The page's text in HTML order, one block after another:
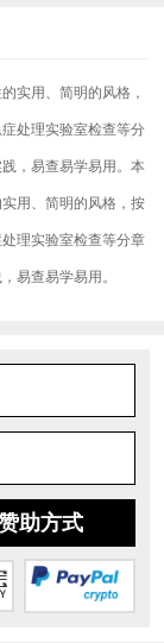
实用、简明的风格，
处理实验室检查等分
，易查易学易用。本
用、简明的风格，按
理实验室检查等分章
易查易学易用。
助方式